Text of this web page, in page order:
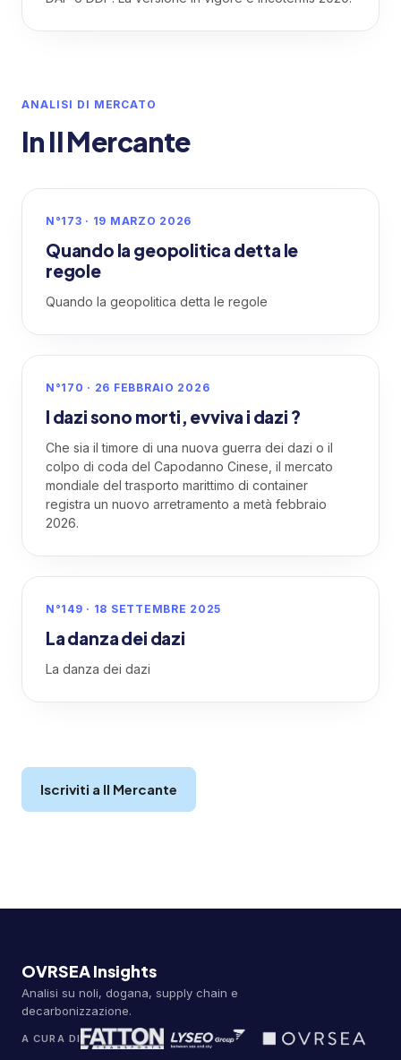
ANALISI DI MERCATO
In Il Mercante
N°173 · 19 MARZO 2026
Quando la geopolitica detta le
regole
Quando la geopolitica detta le regole
N°170 · 26 FEBBRAIO 2026
I dazi sono morti, evviva i dazi ?
Che sia il timore di una nuova guerra dei dazi o il
colpo di coda del Capodanno Cinese, il mercato
mondiale del trasporto marittimo di container
registra un nuovo arretramento a metà febbraio
2026.
N°149 · 18 SETTEMBRE 2025
La danza dei dazi
La danza dei dazi
Iscriviti a Il Mercante
OVRSEA Insights
Analisi su noli, dogana, supply chain e
decarbonizzazione.
A CURA DI